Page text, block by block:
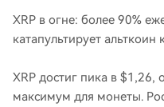
XRP в огне: более 90%
катапультирует
XRP достиг пика в $1,26,
максимум для монеты.